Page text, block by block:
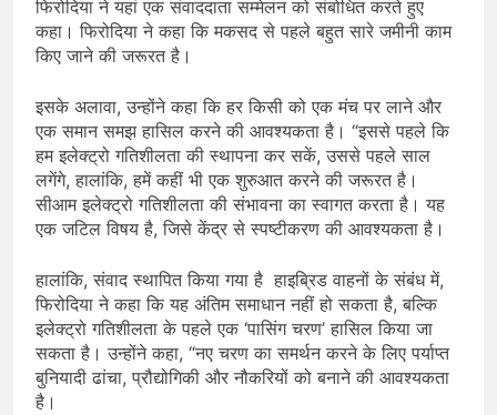
फिरोदिया ने यहां एक संवाददाता सम्मेलन को संबोधित करते हुए
कहा। फिरोदिया ने कहा कि मकसद से पहले बहुत सारे जमीनी काम
किए जाने की जरूरत है।
इसके अलावा, उन्होंने कहा कि हर किसी को एक मंच पर लाने और
एक समान समझ हासिल करने की आवश्यकता है। “इससे पहले कि
हम इलेक्ट्रो गतिशीलता की स्थापना कर सकें, उससे पहले साल
लगेंगे, हालांकि, हमें कहीं भी एक शुरुआत करने की जरूरत है।
सीआम इलेक्ट्रो गतिशीलता की संभावना का स्वागत करता है। यह
एक जटिल विषय है, जिसे केंद्र से स्पष्टीकरण की आवश्यकता है।
हालांकि, संवाद स्थापित किया गया है हाइब्रिड वाहनों के संबंध में,
फिरोदिया ने कहा कि यह अंतिम समाधान नहीं हो सकता है, बल्कि
इलेक्ट्रो गतिशीलता के पहले एक ‘पासिंग चरण’ हासिल किया जा
सकता है। उन्होंने कहा, “नए चरण का समर्थन करने के लिए पर्याप्त
बुनियादी ढांचा, प्रौद्योगिकी और नौकरियों को बनाने की आवश्यकता
है।